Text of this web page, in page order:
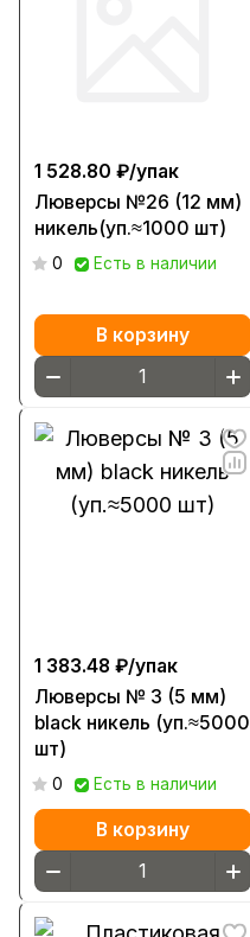
1 528.80 ₽/упак
Люверсы №26 (12 мм)
никель(уп.≈1000 шт)
0 Есть в наличии
В корзину
1 383.48 ₽/упак
Люверсы № 3 (5 мм)
black никель (уп.≈5000
шт)
0 Есть в наличии
В корзину